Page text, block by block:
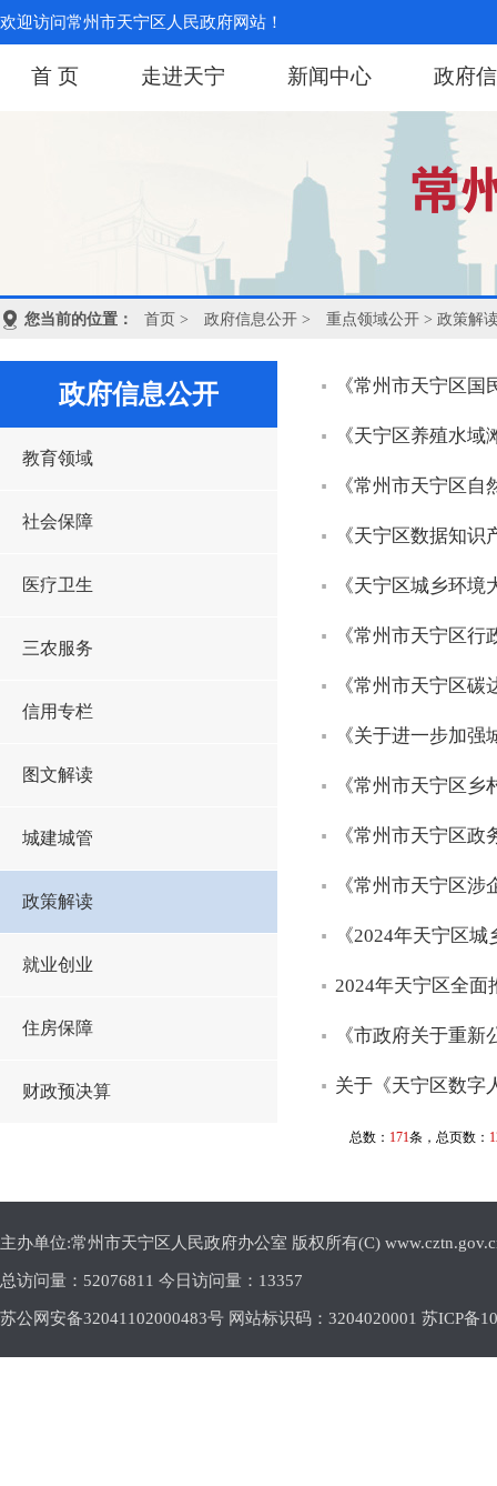
欢迎访问常州市天宁区人民政府网站！
首 页 走进天宁 新闻中心 政府
您当前的位置： 首页 > 政府信息公开 > 重点领域公开 > 政策解
政府信息公开
教育领域
社会保障
医疗卫生
三农服务
信用专栏
图文解读
城建城管
政策解读
就业创业
住房保障
财政预决算
《常州市天宁区
《天宁区养殖水
《常州市天宁区
《天宁区数据知
《天宁区城乡环
《常州市天宁区
《常州市天宁区
《关于进一步加
《常州市天宁区
《常州市天宁区
《常州市天宁区
《2024年天宁区
2024年天宁区全面
《市政府关于重
关于《天宁区数字
总数： 171条，总页数：
主办单位:常州市天宁区人民政府办公室 版权所有(C)
总访问量： 52076811 今日访问量： 13357
苏公网安备32041102000483号 网站标识码：3204020001 苏ICP备